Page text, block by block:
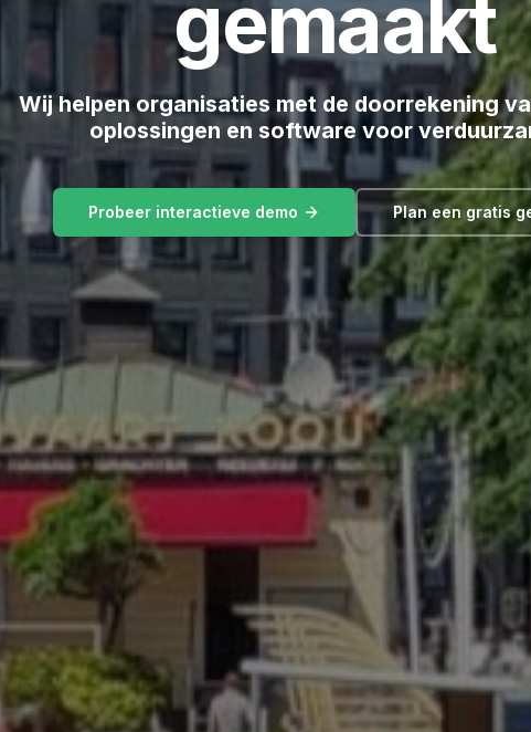
gemaakt
Wij helpen organisaties met de doorrekening
oplossingen en software voor
Probeer interactieve demo Plan een gratis